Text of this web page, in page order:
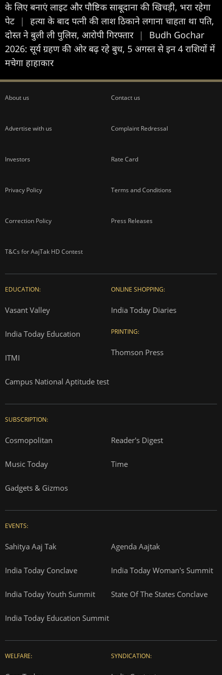
के लिए बनाएं लाइट और पौष्टिक साबूदाना की खिचड़ी, भरा रहेगा
पेट |
हत्या के बाद पत्नी की लाश ठिकाने लगाना चाहता था पति,
दोस्त ने बुली ली पुलिस, आरोपी गिरफ्तार |
Budh Gochar
2026: सूर्य ग्रहण की ओर बढ़ रहे बुध, 5 अगस्त से इन 4 राशियों में
मचेगा हाहाकार
About us Contact us
Advertise with us Complaint Redressal
Investors Rate Card
Privacy Policy Terms and Conditions
Correction Policy Press Releases
T&Cs for AajTak HD Contest
EDUCATION:
Vasant Valley
India Today Education
ITMI
Campus National Aptitude test
ONLINE SHOPPING:
India Today Diaries
PRINTING:
Thomson Press
SUBSCRIPTION:
Cosmopolitan Reader's Digest
Music Today Time
Gadgets & Gizmos
EVENTS:
Sahitya Aaj Tak Agenda Aajtak
India Today Conclave India Today Woman's Summit
India Today Youth Summit State Of The States Conclave
India Today Education Summit
WELFARE: SYNDICATION: